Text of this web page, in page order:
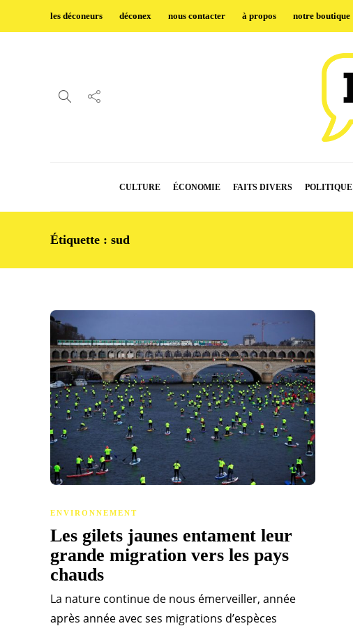
les déconeurs déconex nous contacter à propos notre boutique
CULTURE ÉCONOMIE FAITS DIVERS POLITIQUE
Étiquette : sud
ENVIRONNEMENT
Les gilets jaunes entament leur
grande migration vers les pays
chauds
La nature continue de nous émerveiller, année
après année avec ses migrations d’espèces